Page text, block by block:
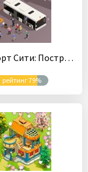
Аэропорт Сити: Построй город
рейтинг 79%